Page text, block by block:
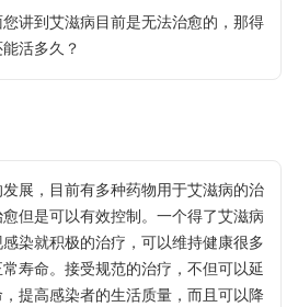
到艾滋病目前是无法治愈的，那得
活多久？
，目前有多种药物用于艾滋病的治
但是可以有效控制。一个得了艾滋病
染就积极的治疗，可以维持健康很多
寿命。接受规范的治疗，不但可以延
提高感染者的生活质量，而且可以降